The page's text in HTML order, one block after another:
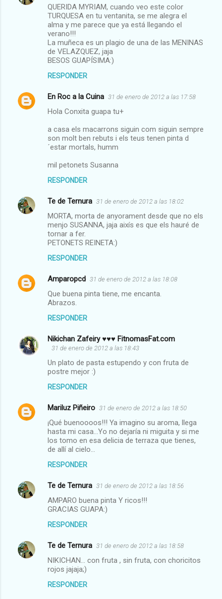
QUERIDA MYRIAM, cuando veo este color
TURQUESA en tu ventanita, se me alegra el
alma y me parece que ya está llegando el
verano!!!
La muñeca es un plagio de una de las MENINAS
de VELAZQUEZ, jaja
BESOS GUAPÍSIMA:)
RESPONDER
En Roc a la Cuina 31 de enero de 2012 a las 17:58
Hola Conxita guapa tu+
a casa els macarrons siguin com siguin sempre
son molt ben rebuts i els teus tenen pinta d
´estar mortals, humm
mil petonets Susanna
RESPONDER
Te de Ternura 31 de enero de 2012 a las 18:02
MORTA, morta de anyorament desde que no els
menjo SUSANNA, jaja aixís es que els hauré de
tornar a fer.
PETONETS REINETA:)
RESPONDER
Amparopcd 31 de enero de 2012 a las 18:08
Que buena pinta tiene, me encanta.
Abrazos.
RESPONDER
Nikichan Zafeiry ♥♥♥ FitnomasFat.com
31 de enero de 2012 a las 18:43
Un plato de pasta estupendo y con fruta de
postre mejor :)
RESPONDER
Mariluz Piñeiro 31 de enero de 2012 a las 18:50
¡Qué buenoooos!!! Ya imagino su aroma, llega
hasta mi casa...Yo no dejaría ni miguita y si me
los tomo en esa delicia de terraza que tienes,
de allí al cielo...
RESPONDER
Te de Ternura 31 de enero de 2012 a las 18:56
AMPARO buena pinta Y ricos!!!
GRACIAS GUAPA:)
RESPONDER
Te de Ternura 31 de enero de 2012 a las 18:58
NIKICHAN... con fruta , sin fruta, con choricitos
rojos jajaja;)
RESPONDER